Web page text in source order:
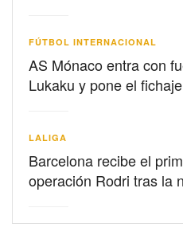
FÚTBOL INTERNACIONAL
AS Mónaco entra con
Lukaku y pone el
LALIGA
Barcelona recibe el
operación Rodri tras la